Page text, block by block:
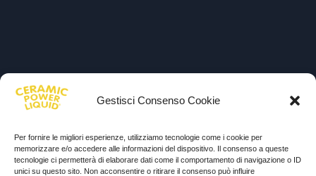
Gestisci Consenso Cookie
Per fornire le migliori esperienze, utilizziamo tecnologie come i cookie per
memorizzare e/o accedere alle informazioni del dispositivo. Il consenso a queste
tecnologie ci permetterà di elaborare dati come il comportamento di navigazione o ID
unici su questo sito. Non acconsentire o ritirare il consenso può influire